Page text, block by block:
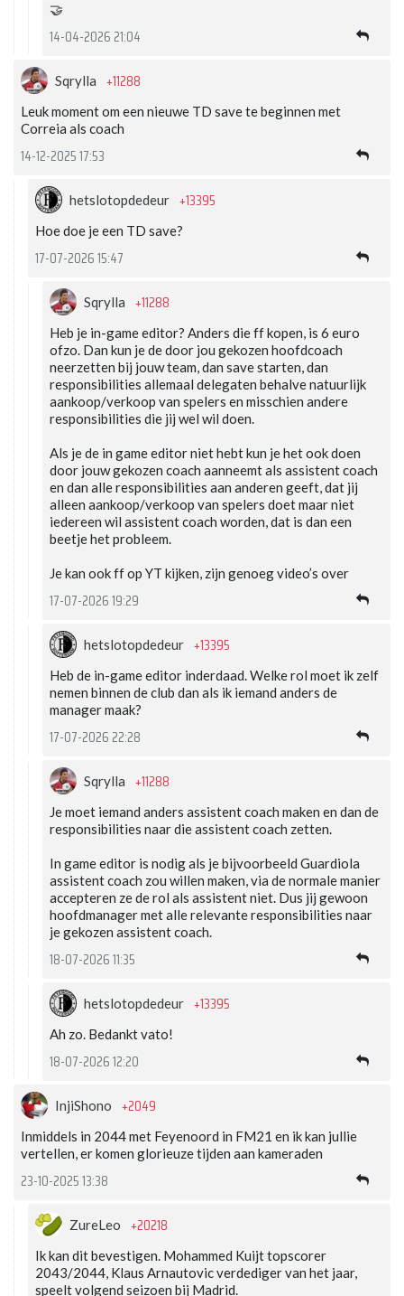
🤝
14-04-2026 21:04
Sqrylla +11288
Leuk moment om een nieuwe TD save te beginnen met
Correia als coach
14-12-2025 17:53
hetslotopdedeur +13395
Hoe doe je een TD save?
17-07-2026 15:47
Sqrylla +11288
Heb je in-game editor? Anders die ff kopen, is 6 euro
ofzo. Dan kun je de door jou gekozen hoofdcoach
neerzetten bij jouw team, dan save starten, dan
responsibilities allemaal delegaten behalve natuurlijk
aankoop/verkoop van spelers en misschien andere
responsibilities die jij wel wil doen.
Als je de in game editor niet hebt kun je het ook doen
door jouw gekozen coach aanneemt als assistent coach
en dan alle responsibilities aan anderen geeft, dat jij
alleen aankoop/verkoop van spelers doet maar niet
iedereen wil assistent coach worden, dat is dan een
beetje het probleem.
Je kan ook ff op YT kijken, zijn genoeg video’s over
17-07-2026 19:29
hetslotopdedeur +13395
Heb de in-game editor inderdaad. Welke rol moet ik zelf
nemen binnen de club dan als ik iemand anders de
manager maak?
17-07-2026 22:28
Sqrylla +11288
Je moet iemand anders assistent coach maken en dan de
responsibilities naar die assistent coach zetten.
In game editor is nodig als je bijvoorbeeld Guardiola
assistent coach zou willen maken, via de normale manier
accepteren ze de rol als assistent niet. Dus jij gewoon
hoofdmanager met alle relevante responsibilities naar
je gekozen assistent coach.
18-07-2026 11:35
hetslotopdedeur +13395
Ah zo. Bedankt vato!
18-07-2026 12:20
InjiShono +2049
Inmiddels in 2044 met Feyenoord in FM21 en ik kan jullie
vertellen, er komen glorieuze tijden aan kameraden
23-10-2025 13:38
ZureLeo +20218
Ik kan dit bevestigen. Mohammed Kuijt topscorer
2043/2044, Klaus Arnautovic verdediger van het jaar,
speelt volgend seizoen bij Madrid.